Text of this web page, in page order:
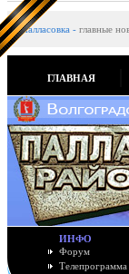
Палласовка - главные
ГЛАВНАЯ
ИНФО
Форум
Телепрограмма